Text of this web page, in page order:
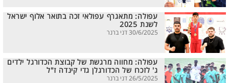
עפולה: מתאגרף עפולאי זכה בתואר אלוף ישראל
לשנת 2025
30/6/2025 דני ברנר
עפולה: מחווה מרגשת של קבוצת הכדורגל ילדים
ג' לזכרו של הכדורגלן גדי קינדה ז"ל
26/5/2025 דני ברנר